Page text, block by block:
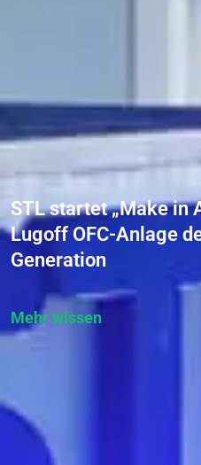
STL startet „Make in
Lugoff OFC-Anlage
Generation
Mehr wissen